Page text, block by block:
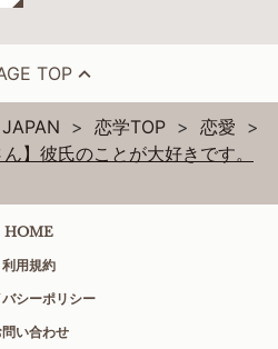
TOP
恋学TOP
恋愛
】彼氏のことが大好きです。
HOME
利用規約
シーポリシー
問い合わせ